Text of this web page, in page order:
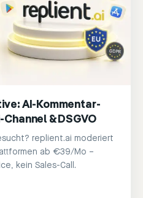
AI-Kommentar-
& DSGVO
replient.ai moderiert
ab €39/Mo –
kein Sales-Call.